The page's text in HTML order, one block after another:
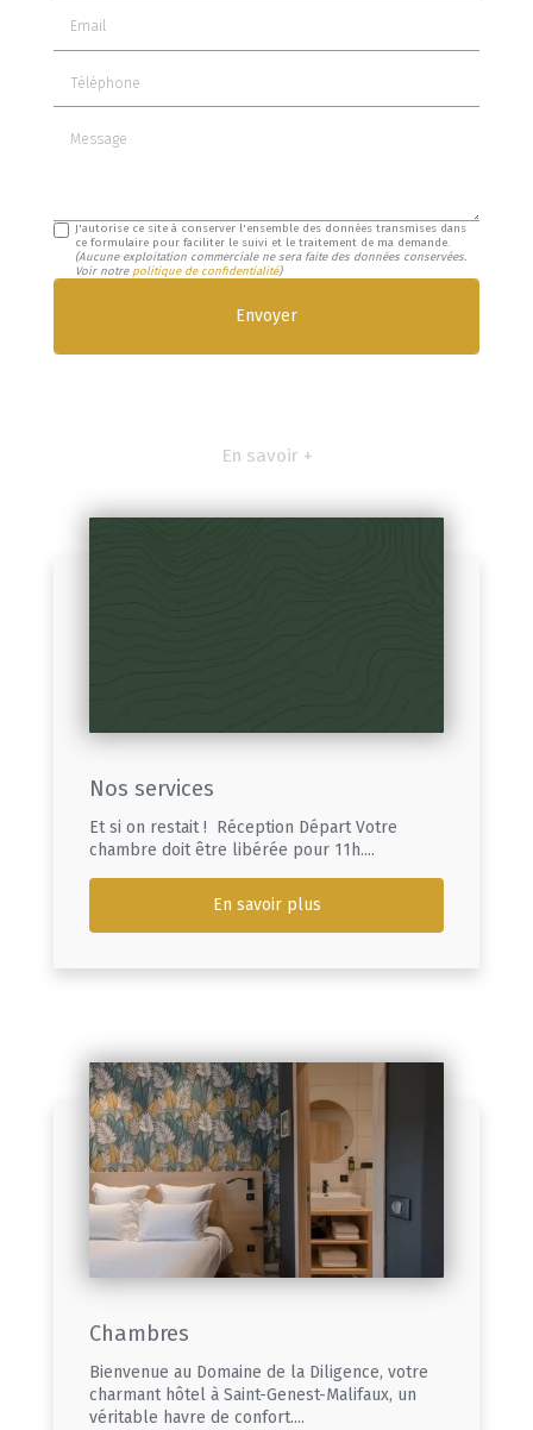
J'autorise ce site à conserver l'ensemble des données transmises dans
ce formulaire pour faciliter le suivi et le traitement de ma demande.
(Aucune exploitation commerciale ne sera faite des données conservées.
Voir notre politique de confidentialité)
En savoir +
Nos services
Et si on restait ! Réception Départ Votre
chambre doit être libérée pour 11h....
En savoir plus
Chambres
Bienvenue au Domaine de la Diligence, votre
charmant hôtel à Saint-Genest-Malifaux, un
véritable havre de confort....